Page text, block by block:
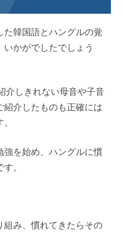
韓国語とハングルの覚
かがでしたでしょう
介しきれない母音や子音
介したものも正確には
強を始め、ハングルに慣
。
組み、慣れてきたらその